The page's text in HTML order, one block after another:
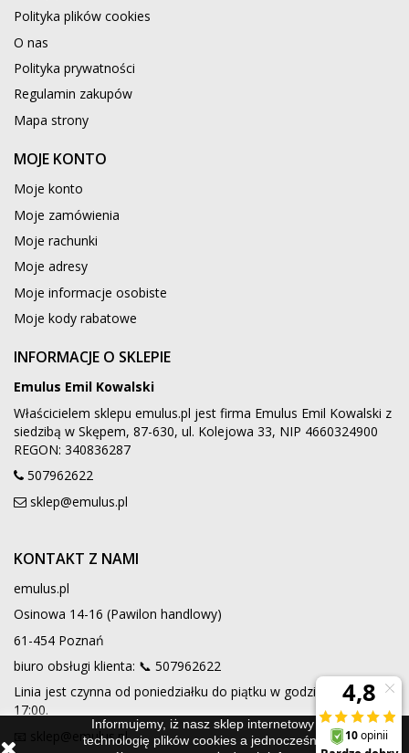
Polityka plików cookies
O nas
Polityka prywatności
Regulamin zakupów
Mapa strony
MOJE KONTO
Moje konto
Moje zamówienia
Moje rachunki
Moje adresy
Moje informacje osobiste
Moje kody rabatowe
INFORMACJE O SKLEPIE
Emulus Emil Kowalski
Właścicielem sklepu emulus.pl jest firma Emulus Emil Kowalski z
siedzibą w Skępem, 87-630, ul. Kolejowa 33, NIP 4660324900
REGON: 340836287
507962622
sklep@emulus.pl
KONTAKT Z NAMI
emulus.pl
Osinowa 14-16 (Pawilon handlowy)
61-454 Poznań
biuro obsługi klienta: 📞 507962622
Linia jest czynna od poniedziałku do piątku w godzinach 9:00 -
17:00.
📧 sklep@emulus.pl
Informujemy, iż nasz sklep internetowy wykorzystuje
technologię plików cookies a jednocześnie nie zbiera w